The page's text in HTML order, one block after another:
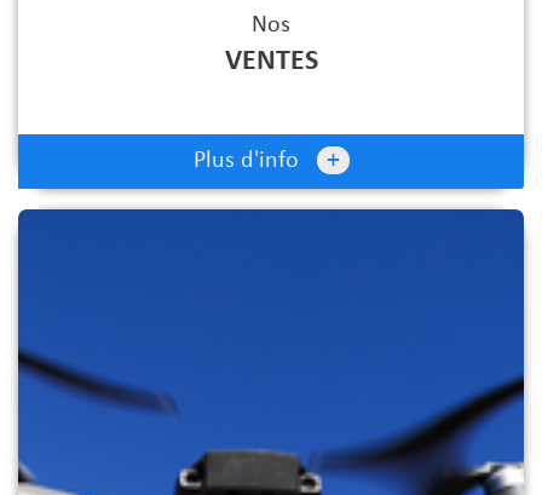
Nos
VENTES
Plus d'info +